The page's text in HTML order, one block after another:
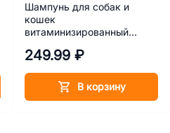
Шампунь для собак и
кошек
витаминизированный
Вишневый пай 300 мл
249.99 ₽
В корзину